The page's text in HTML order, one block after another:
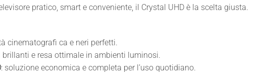
pratico, smart e conveniente, il Crystal UHD è la scelta giusta.
cinematografi ca e neri perfetti.
brillanti e resa ottimale in ambienti luminosi.
: soluzione economica e completa per l’uso quotidiano.